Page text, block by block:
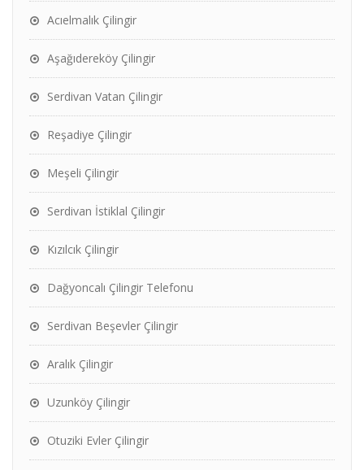
Acıelmalık Çilingir
Aşağıdereköy Çilingir
Serdivan Vatan Çilingir
Reşadiye Çilingir
Meşeli Çilingir
Serdivan İstiklal Çilingir
Kızılcık Çilingir
Dağyoncalı Çilingir Telefonu
Serdivan Beşevler Çilingir
Aralık Çilingir
Uzunköy Çilingir
Otuziki Evler Çilingir